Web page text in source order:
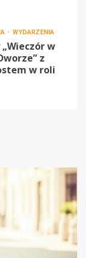
WYDARZENIA
w
z
w roli